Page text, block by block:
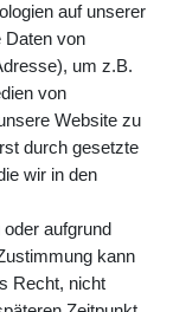
Service- und
Angebote
auf unserer
Daten von
um z.B.
von
Website zu
durch gesetzte
wir in den
aufgrund
kann
Recht, nicht